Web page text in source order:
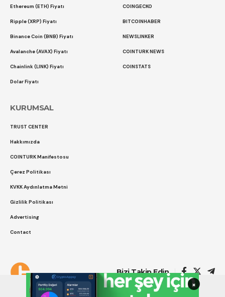
×
Ethereum (ETH) Fiyatı
Ripple (XRP) Fiyatı
Binance Coin (BNB) Fiyatı
Avalanche (AVAX) Fiyatı
Chainlink (LINK) Fiyatı
Dolar Fiyatı
COINGECKO
BITCOINHABER
NEWSLINKER
COINTURK NEWS
COINSTATS
KURUMSAL
TRUST CENTER
Hakkımızda
COINTURK Manifestosu
Çerez Politikası
KVKK Aydınlatma Metni
Gizlilik Politikası
Advertising
Contact
Bizi Takip Edin
Çerez Politikası Gizlilik Politikası